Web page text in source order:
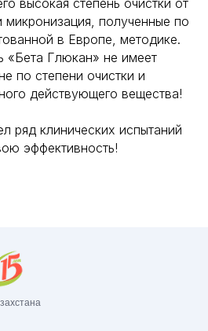
высокая степень очистки от
полученные по
в Европе, методике.
«Бета Глюкан» не имеет
по степени очистки и
действующего вещества!
ряд клинических испытаний
эффективность!